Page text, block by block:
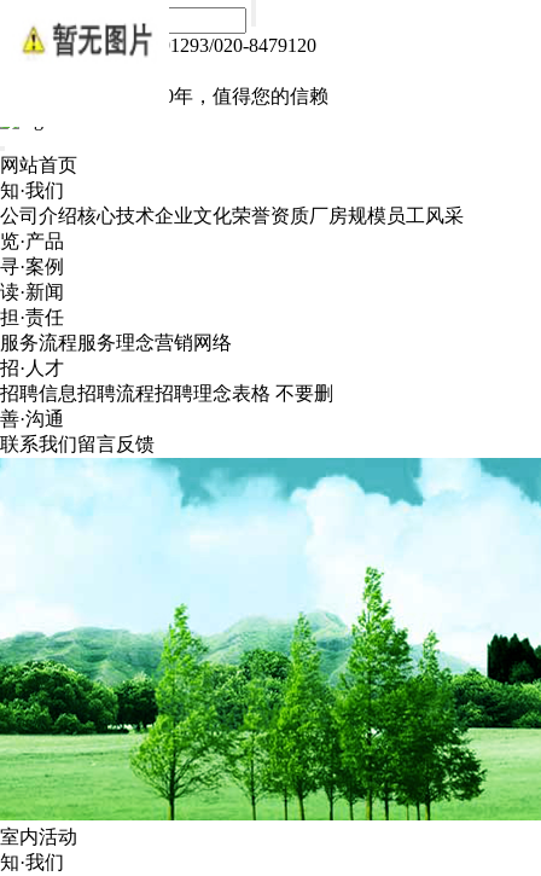
热线电话：020-84791293/020-8479120
电子产品我们做了10年，值得您的信赖
网站首页
知·我们
公司介绍核心技术企业文化荣誉资质厂房规模 员工风采
览·产品
寻·案例
读·新闻
担·责任
服务流程服务理念营销网络
招·人才
招聘信息招聘流程招聘理念表格 不要删
善·沟通
联系我们留言反馈
室内活动
知·我们